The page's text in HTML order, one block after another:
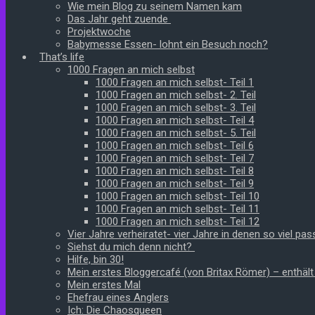
Wie mein Blog zu seinem Namen kam
Das Jahr geht zuende
Projektwoche
Babymesse Essen- lohnt ein Besuch noch?
That’s life
1000 Fragen an mich selbst
1000 Fragen an mich selbst- Teil 1
1000 Fragen an mich selbst- 2. Teil
1000 Fragen an mich selbst- 3. Teil
1000 Fragen an mich selbst- Teil 4
1000 Fragen an mich selbst- 5. Teil
1000 Fragen an mich selbst- Teil 6
1000 Fragen an mich selbst- Teil 7
1000 Fragen an mich selbst- Teil 8
1000 Fragen an mich selbst- Teil 9
1000 Fragen an mich selbst- Teil 10
1000 Fragen an mich selbst- Teil 11
1000 Fragen an mich selbst- Teil 12
Vier Jahre verheiratet- vier Jahre in denen so viel
Siehst du mich denn nicht?
Hilfe, bin 30!
Mein erstes Bloggercafé (von Britax Römer) – enthält
Mein erstes Mal
Ehefrau eines Anglers
Ich: Die Chaosqueen